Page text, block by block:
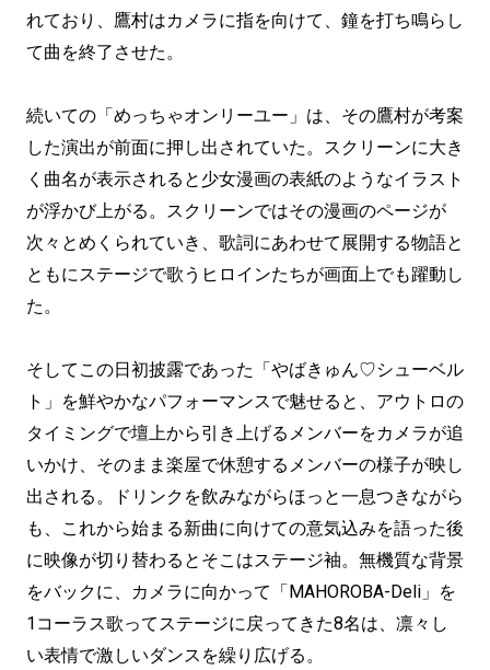
れており、鷹村はカメラに指を向けて、鐘を打ち鳴らし
て曲を終了させた。
続いての「めっちゃオンリーユー」は、その鷹村が考案
した演出が前面に押し出されていた。スクリーンに大き
く曲名が表示されると少女漫画の表紙のようなイラスト
が浮かび上がる。スクリーンではその漫画のページが
次々とめくられていき、歌詞にあわせて展開する物語と
ともにステージで歌うヒロインたちが画面上でも躍動し
た。
そしてこの日初披露であった「やばきゅん♡シューベル
ト」を鮮やかなパフォーマンスで魅せると、アウトロの
タイミングで壇上から引き上げるメンバーをカメラが追
いかけ、そのまま楽屋で休憩するメンバーの様子が映し
出される。ドリンクを飲みながらほっと一息つきながら
も、これから始まる新曲に向けての意気込みを語った後
に映像が切り替わるとそこはステージ袖。無機質な背景
をバックに、カメラに向かって「MAHOROBA-Deli」を
1コーラス歌ってステージに戻ってきた8名は、凛々し
い表情で激しいダンスを繰り広げる。